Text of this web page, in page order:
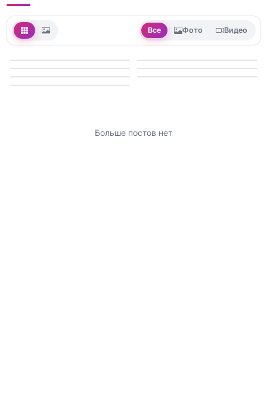
Все Фото Видео
Больше постов нет